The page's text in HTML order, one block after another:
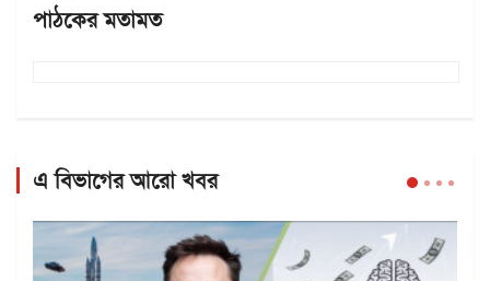
পাঠকের মতামত
এ বিভাগের আরো খবর